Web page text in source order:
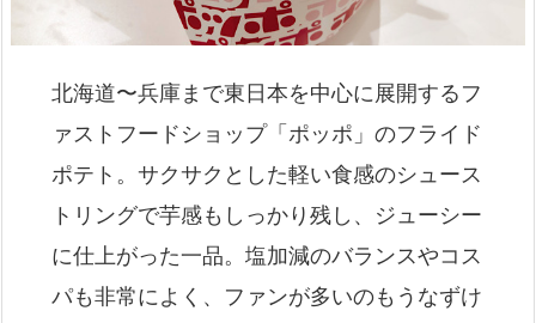
北海道〜兵庫まで東日本を中心に展開するフ
ァストフードショップ「ポッポ」のフライド
ポテト。サクサクとした軽い食感のシュース
トリングで芋感もしっかり残し、ジューシー
に仕上がった一品。塩加減のバランスやコス
パも非常によく、ファンが多いのもうなずけ